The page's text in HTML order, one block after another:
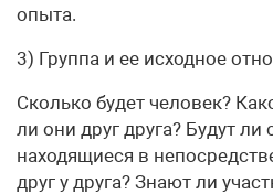
опыта.
3) Группа и ее исходное
Сколько будет человек?
ли они друг друга? Будут
находящиеся в
друг у друга? Знают ли